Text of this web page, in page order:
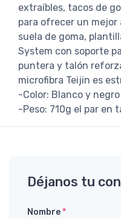
extraíbles, tacos de
para ofrecer un
suela de goma,
System con soporte
puntera y talón
microfibra Teijin es
-Color: Blanco y
-Peso: 710g el par en
Déjanos tu
Nombre*